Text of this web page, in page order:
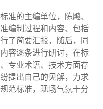
准的主编单位，陈飚、
编制过程和内容、包括
了简要汇报，随后，同
容逐条进行研讨，在标
专业术语、技术方面存
提出自己的见解，力求
范标准，现场气氛十分